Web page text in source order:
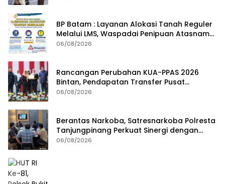
BP Batam : Layanan Alokasi Tanah Reguler
Melalui LMS, Waspadai Penipuan Atasnama
Institusi
06/08/2026
Rancangan Perubahan KUA-PPAS 2026
Bintan, Pendapatan Transfer Pusat
Diproyeksi Naik Rp1,41 Miliar
06/08/2026
Berantas Narkoba, Satresnarkoba Polresta
Tanjungpinang Perkuat Sinergi dengan
Jasa Ekspedisi
06/08/2026